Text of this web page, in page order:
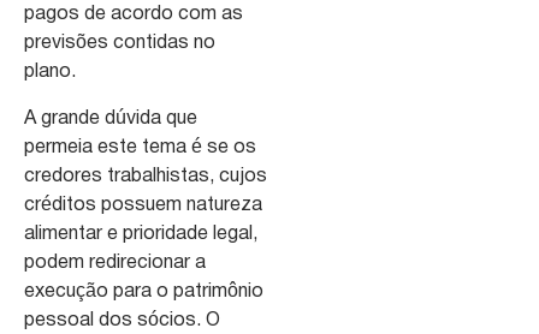
pagos de acordo com as
previsões contidas no
plano.
A grande dúvida que
permeia este tema é se os
credores trabalhistas, cujos
créditos possuem natureza
alimentar e prioridade legal,
podem redirecionar a
execução para o patrimônio
pessoal dos sócios. O